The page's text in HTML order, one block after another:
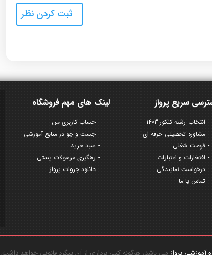
لینک های مهم فروشگاه
حساب کاربری من
جست و جو در منابع آموزشی
سبد خرید
رهگیری مرسولات پستی
دانلود جزوات پرواز
سریع پرواز
انتخاب رشته کنکور 1403
مشاوره تحصیلی حرفه ای
فرصت شغلی
افتخارات و اعتبارات
درخواست نمایندگی
تماس با ما